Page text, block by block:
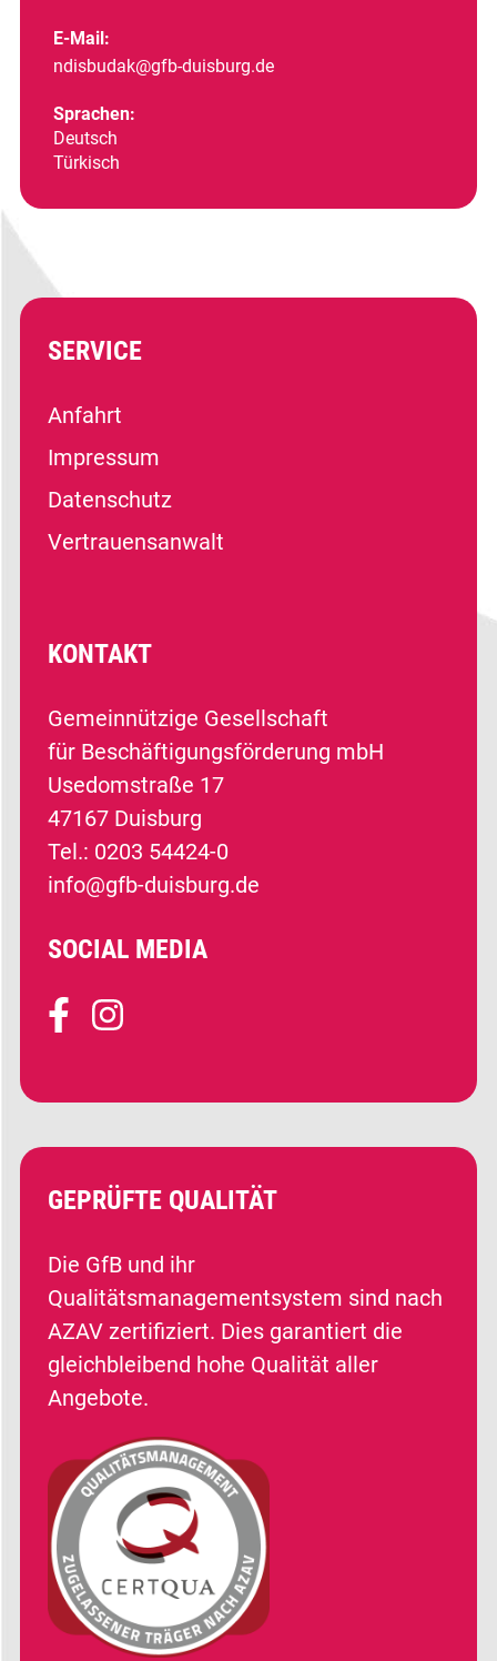
E-Mail:
ndisbudak@gfb-duisburg.de
Sprachen:
Deutsch
Türkisch
GEPRÜFTE QUALITÄT
Die GfB und ihr
Qualitätsmanagementsystem sind nach
AZAV zertifiziert. Dies garantiert die
gleichbleibend hohe Qualität aller
Angebote.
SERVICE
Anfahrt
Impressum
Datenschutz
Vertrauensanwalt
KONTAKT
Gemeinnützige Gesellschaft
für Beschäftigungsförderung mbH
Usedomstraße 17
47167 Duisburg
Tel.: 0203 54424-0
info@gfb-duisburg.de
SOCIAL MEDIA